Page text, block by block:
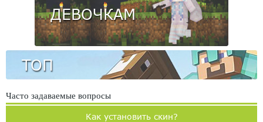
ДЕВОЧКАМ
ТОП
Часто задаваемые вопросы
Как установить скин?